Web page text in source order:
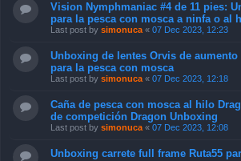
Vision Nymphmaniac #4 de 11 pies:
para la pesca con mosca a ninfa o al
Last post by simonuca « 07 Dec 2023, 12:23
Unboxing de lentes Orvis de
para la pesca con mosca
Last post by simonuca « 07 Dec 2023, 12:18
Caña de pesca con mosca al hilo
de competición Dragon Unboxing
Last post by simonuca « 07 Dec 2023, 12:08
Unboxing carrete full frame Ruta55